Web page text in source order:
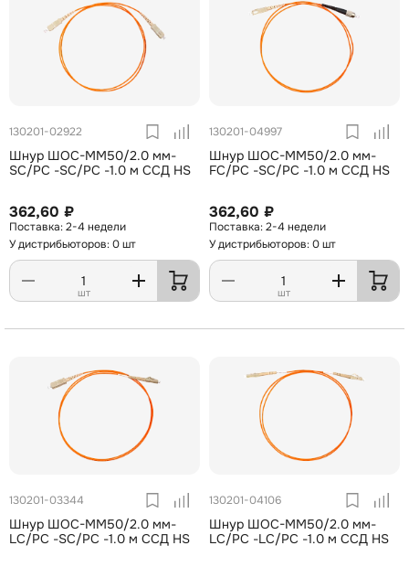
130201-02922
Шнур ШОС-MM50/2.0 мм-
SC/PC -SC/PC -1.0 м ССД HS
362,60 ₽
2-4 недели
У дистрибьюторов: 0 шт
шт
130201-04997
Шнур ШОС-MM50/2.0 мм-
FC/PC -SC/PC -1.0 м ССД HS
362,60 ₽
2-4 недели
У дистрибьюторов: 0 шт
шт
130201-03344
Шнур ШОС-MM50/2.0 мм-
LC/PC -SC/PC -1.0 м ССД HS
130201-04106
Шнур ШОС-MM50/2.0 мм-
LC/PC -LC/PC -1.0 м ССД HS